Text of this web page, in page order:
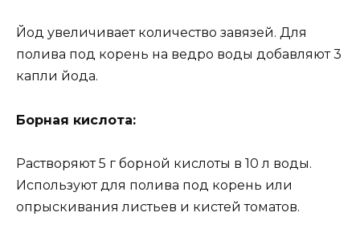
Йод увеличивает количество завязей. Для
полива под корень на ведро воды добавляют 3
капли йода.
Борная кислота:
Растворяют 5 г борной кислоты в 10 л воды.
Используют для полива под корень или
опрыскивания листьев и кистей томатов.